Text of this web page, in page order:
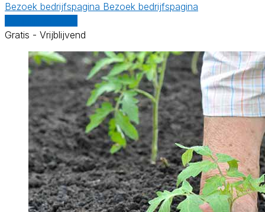
Bezoek bedrijfspagina Bezoek bedrijfspagina
Gratis - Vrijblijvend